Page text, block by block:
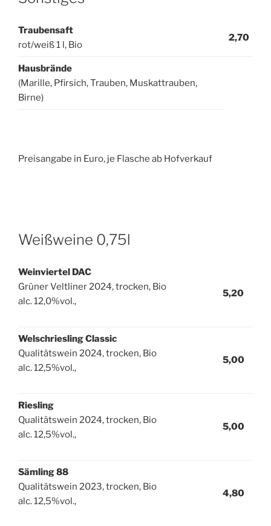
Traubensaft
rot/weiß 1 l, Bio
2,70
Hausbrände
(Marille, Pfirsich, Trauben, Muskattrauben,
Birne)
Preisangabe in Euro, je Flasche ab Hofverkauf
Weißweine 0,75l
Weinviertel DAC
Grüner Veltliner 2024, trocken, Bio
alc. 12,0%vol.,
5,20
Welschriesling Classic
Qualitätswein 2024, trocken, Bio
alc. 12,5%vol.,
5,00
Riesling
Qualitätswein 2024, trocken, Bio
alc. 12,5%vol.,
5,00
Sämling 88
Qualitätswein 2023, trocken, Bio
alc. 12,5%vol.,
4,80